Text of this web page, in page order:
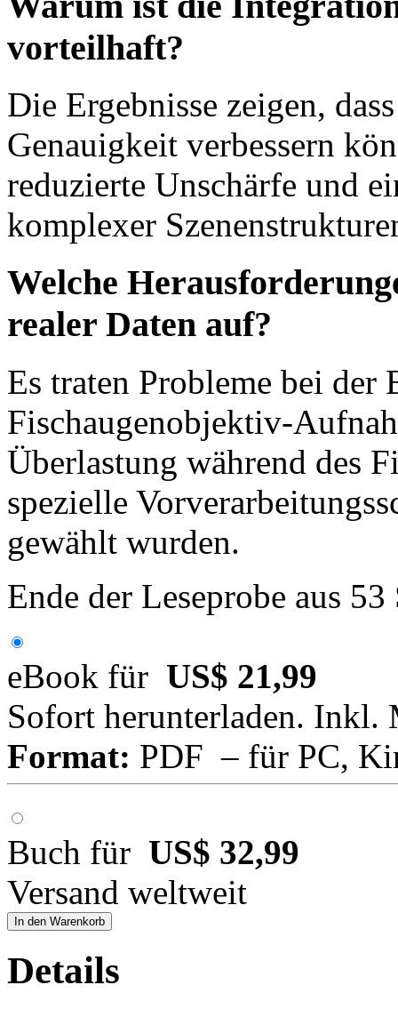
vorteilhaft?
Die Ergebnisse zeigen,
Genauigkeit verbessern
reduzierte Unschärfe und
komplexer
Welche
realer Daten auf?
Es traten Probleme bei der
Fischaugenobjektiv-
Überlastung während des
spezielle
gewählt wurden.
Ende der Leseprobe aus
eBook für US$ 21,99
Sofort herunterladen. Inkl.
Format: PDF – für PC,
Buch für US$ 32,99
Versand weltweit
In den Warenkorb
Details